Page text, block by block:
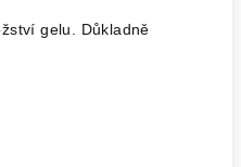
gelu. Důkladně